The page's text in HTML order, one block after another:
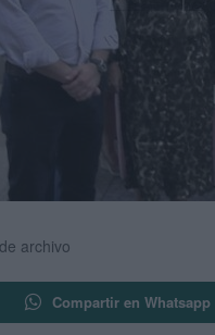
archivo
Compartir en Whatsapp